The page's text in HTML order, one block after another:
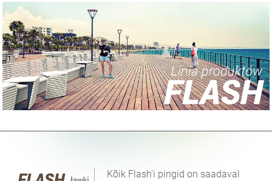
Kõik Flash'i pingid on saadaval